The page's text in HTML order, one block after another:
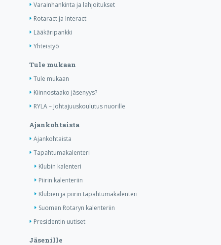
Varainhankinta ja lahjoitukset
Rotaract ja Interact
Lääkäripankki
Yhteistyö
Tule mukaan
Tule mukaan
Kiinnostaako jäsenyys?
RYLA – Johtajuuskoulutus nuorille
Ajankohtaista
Ajankohtaista
Tapahtumakalenteri
Klubin kalenteri
Piirin kalenteriin
Klubien ja piirin tapahtumakalenteri
Suomen Rotaryn kalenteriin
Presidentin uutiset
Jäsenille